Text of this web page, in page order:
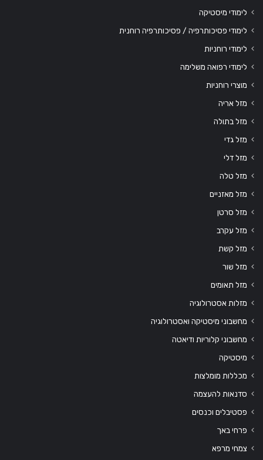
לימודי מיסטיקה
לימודי פסיכותרפיה / פסיכותרפיה רוחנית
לימודי רוחניות
לימודי רפואה משלימה
מוצרי רוחניות
מזל אריה
מזל בתולה
מזל גדי
מזל דלי
מזל טלה
מזל מאזניים
מזל סרטן
מזל עקרב
מזל קשת
מזל שור
מזל תאומים
מזלות אסטרולוגיה
מחשבוני מיסטיקה ואסטרולוגיה
מחשבוני קלוריות ודיאטה
מיסטיקה
מכללות מומלצות
סדנאות להעצמה
פסטיבלים וכנסים
פרחי באך
צמחי מרפא